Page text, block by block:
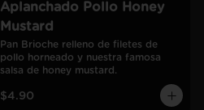
Aplanchado Pollo Honey
Mustard
Pan Brioche relleno de filetes de
pollo horneado y nuestra famosa
salsa de honey mustard.
$4.90